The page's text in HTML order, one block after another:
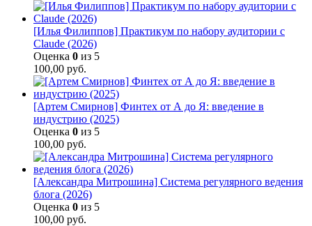
[Илья Филиппов] Практикум по набору аудитории с
Claude (2026)
Оценка 0 из 5
100,00 руб.
[Артем Смирнов] Финтех от А до Я: введение в
индустрию (2025)
Оценка 0 из 5
100,00 руб.
[Александра Митрошина] Система регулярного ведения
блога (2026)
Оценка 0 из 5
100,00 руб.